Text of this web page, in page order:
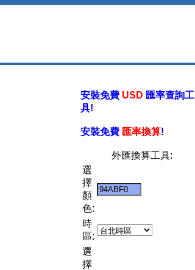
安裝免費 USD 匯率查詢工
具!
安裝免費 匯率換算!
外匯換算工具:
選
擇
顏
色:
時
區:
選
擇